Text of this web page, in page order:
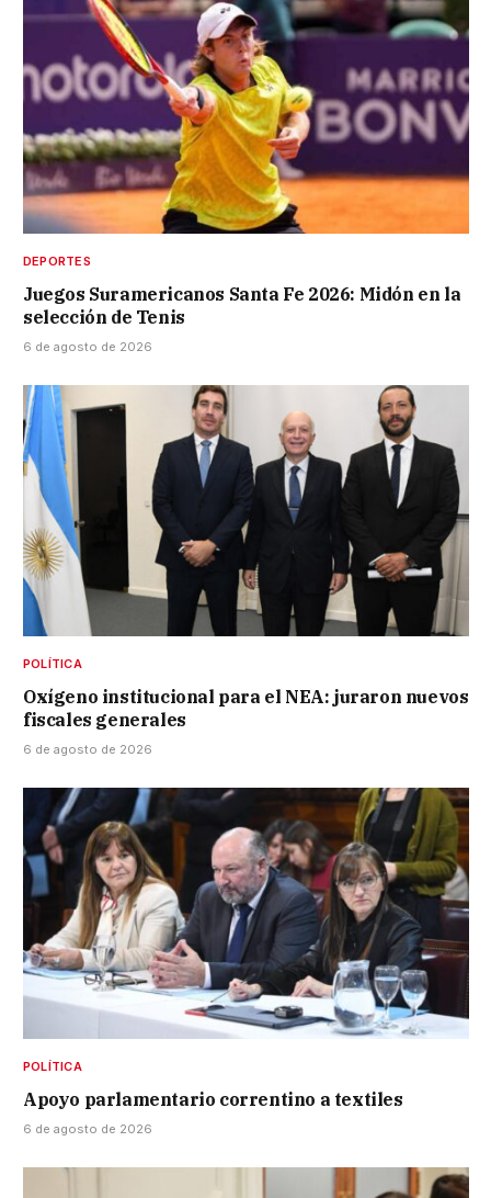
DEPORTES
Juegos Suramericanos Santa Fe 2026: Midón en la
selección de Tenis
6 de agosto de 2026
POLÍTICA
Oxígeno institucional para el NEA: juraron nuevos
fiscales generales
6 de agosto de 2026
POLÍTICA
Apoyo parlamentario correntino a textiles
6 de agosto de 2026